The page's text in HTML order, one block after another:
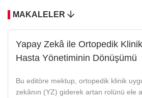
MAKALELER
Yapay Zekâ ile Ortopedik
Hasta Yönetiminin Dönüşümü
Bu editöre mektup, ortopedik klinik
zekânın (YZ) giderek artan rolünü ele